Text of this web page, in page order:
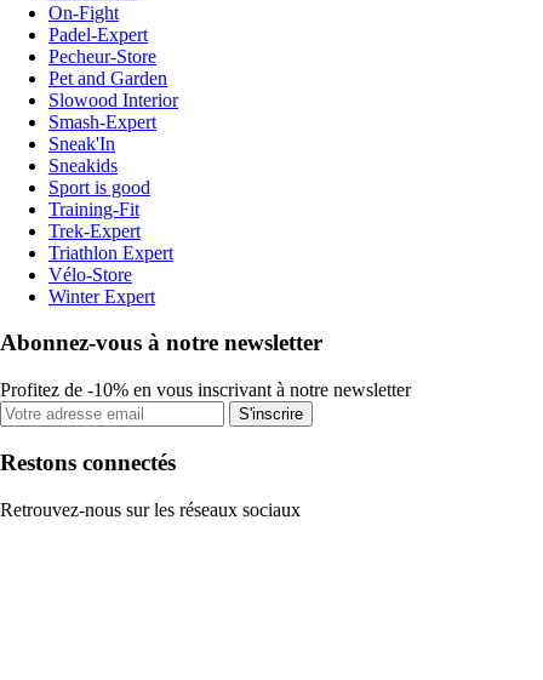
On-Fight
Padel-Expert
Pecheur-Store
Pet and Garden
Slowood Interior
Smash-Expert
Sneak'In
Sneakids
Sport is good
Training-Fit
Trek-Expert
Triathlon Expert
Vélo-Store
Winter Expert
Abonnez-vous à notre newsletter
Profitez de -10% en vous inscrivant à notre newsletter
S'inscrire
Restons connectés
Retrouvez-nous sur les réseaux sociaux